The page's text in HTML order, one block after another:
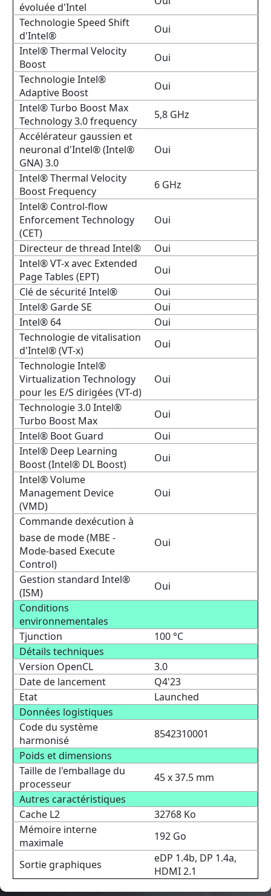
évoluée d'Intel
Technologie Speed Shift
d'Intel®
Oui
Intel® Thermal Velocity
Boost
Oui
Technologie Intel®
Adaptive Boost
Oui
Intel® Turbo Boost Max
Technology 3.0 frequency
5,8 GHz
Accélérateur gaussien et
neuronal d'Intel® (Intel®
GNA) 3.0
Oui
Intel® Thermal Velocity
Boost Frequency
6 GHz
Intel® Control-flow
Enforcement Technology
(CET)
Oui
Directeur de thread Intel®
Oui
Intel® VT-x avec Extended
Page Tables (EPT)
Oui
Clé de sécurité Intel®
Oui
Intel® Garde SE
Oui
Intel® 64
Oui
Technologie de vitalisation
d'Intel® (VT-x)
Oui
Technologie Intel®
Virtualization Technology
pour les E/S dirigées (VT-d)
Oui
Technologie 3.0 Intel®
Turbo Boost Max
Oui
Intel® Boot Guard
Oui
Intel® Deep Learning
Boost (Intel® DL Boost)
Oui
Intel® Volume
Management Device
(VMD)
Oui
Commande dexécution à
base de mode (MBE -
Mode-based Execute
Control)
Oui
Gestion standard Intel®
(ISM)
Oui
Conditions
environnementales
Tjunction
100 °C
Détails techniques
Version OpenCL
3.0
Date de lancement
Q4'23
Etat
Launched
Données logistiques
Code du système
harmonisé
8542310001
Poids et dimensions
Taille de l'emballage du
processeur
45 x 37.5 mm
Autres caractéristiques
Cache L2
32768 Ko
Mémoire interne
maximale
192 Go
Sortie graphiques
eDP 1.4b, DP 1.4a,
HDMI 2.1